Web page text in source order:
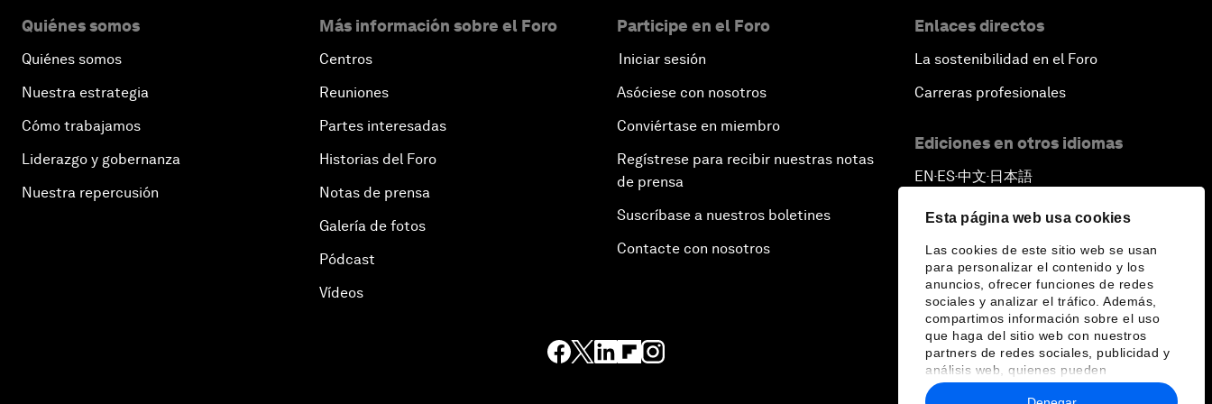
Esta página web usa cookies
Las cookies de este sitio web se usan
para personalizar el contenido y los
anuncios, ofrecer funciones de redes
sociales y analizar el tráfico. Además,
compartimos información sobre el uso
que haga del sitio web con nuestros
partners de redes sociales, publicidad y
análisis web, quienes pueden
combinarla con otra información que les
Quiénes somos
Quiénes somos
Nuestra estrategia
Cómo trabajamos
Liderazgo y gobernanza
Nuestra repercusión
Más información sobre el Foro
Centros
Reuniones
Partes interesadas
Historias del Foro
Notas de prensa
Galería de fotos
Pódcast
Vídeos
Participe en el Foro
Iniciar sesión
Asóciese con nosotros
Conviértase en miembro
Regístrese para recibir nuestras notas
de prensa
Suscríbase a nuestros boletines
Contacte con nosotros
Enlaces directos
La sostenibilidad en el Foro
Carreras profesionales
Ediciones en otros idiomas
EN ▪ES▪中文▪ 日本語